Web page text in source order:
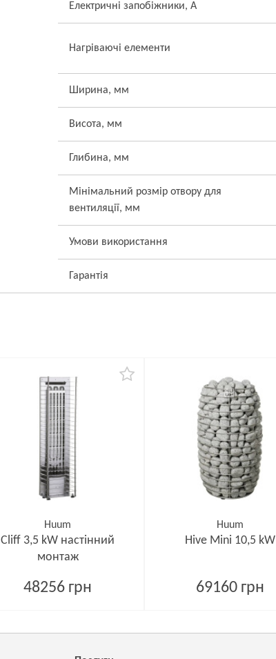
Електричні запобіжники, А
Нагріваючі елементи
Ширина, мм
Висота, мм
Глибина, мм
Мінімальний розмір отвору для
вентиляції, мм
Умови використання
Гарантія
Huum
Cliff 3,5 kW настінний
монтаж
48256 грн
Huum
Hive Mini 10,5 kW
69160 грн